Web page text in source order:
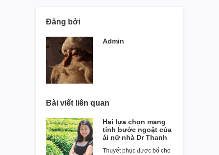
Đăng bởi
Admin
Bài viết liên quan
Hai lựa chọn mang
tính bước ngoặt của
ái nữ nhà Dr Thanh
Thuyết phục được bố cho